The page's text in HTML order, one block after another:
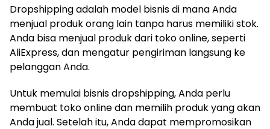
Dropshipping adalah model bisnis di mana Anda
menjual produk orang lain tanpa harus memiliki stok.
Anda bisa menjual produk dari toko online, seperti
AliExpress, dan mengatur pengiriman langsung ke
pelanggan Anda.
Untuk memulai bisnis dropshipping, Anda perlu
membuat toko online dan memilih produk yang akan
Anda jual. Setelah itu, Anda dapat mempromosikan